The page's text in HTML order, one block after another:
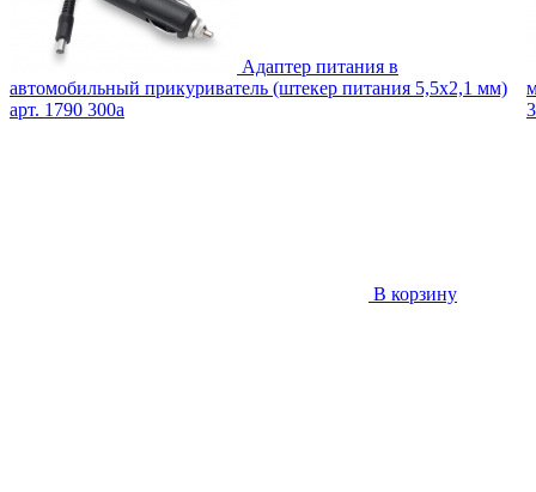
Адаптер питания в
автомобильный прикуриватель (штекер питания 5,5х2,1 мм)
арт. 1790 300a
В корзину